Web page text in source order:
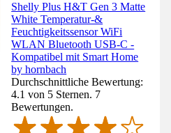
Shelly Plus H&T Gen 3 Matte
White Temperatur-&
Feuchtigkeitssensor WiFi
WLAN Bluetooth USB-C -
Kompatibel mit Smart Home
by hornbach
Durchschnittliche Bewertung:
4.1 von 5 Sternen. 7
Bewertungen.